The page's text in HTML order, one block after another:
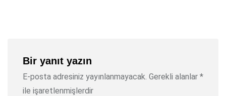
Bir yanıt yazın
E-posta adresiniz yayınlanmayacak. Gerekli alanlar *
ile işaretlenmişlerdir